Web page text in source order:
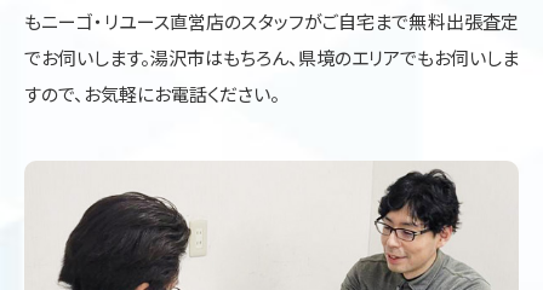
もニーゴ・リユース直営店のスタッフがご自宅まで無料出張査定
でお伺いします。湯沢市はもちろん、県境のエリアでもお伺いしま
すので、お気軽にお電話ください。